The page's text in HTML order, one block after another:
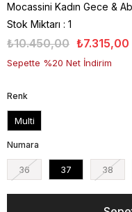
Mocassini Kadın Gece &
Stok Miktarı : 1
₺10.450,00 ₺7.315,00
Sepette %20 Net İndirim
Renk
Multi
Numara
36 37 38